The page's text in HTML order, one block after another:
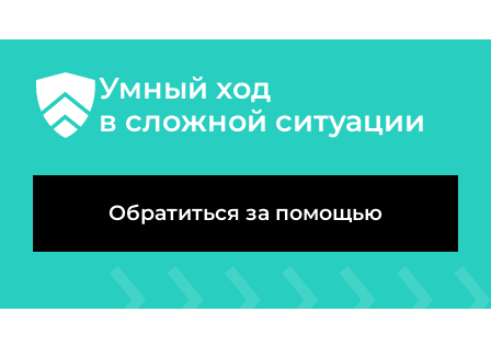
Умный ход
в сложной ситуации
Обратиться за помощью